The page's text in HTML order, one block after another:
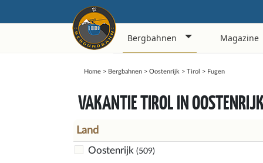
Bergbahnen Magazine
Home> Bergbahnen> Oostenrijk > Tirol > Fugen
VAKANTIE TIROL IN OOSTENRIJK
Land
Oostenrijk (509)